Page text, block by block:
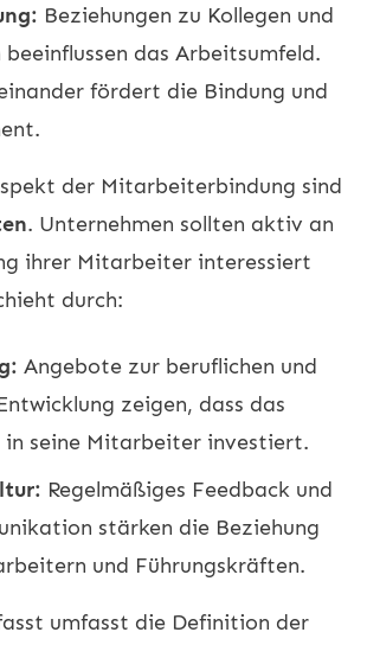
Beziehungen zu Kollegen und
das Arbeitsumfeld.
fördert die Bindung und
der Mitarbeiterbindung sind
. Unternehmen sollten aktiv an
ihrer Mitarbeiter interessiert
durch:
Angebote zur beruflichen und
zeigen, dass das
in seine Mitarbeiter investiert.
Regelmäßiges Feedback und
stärken die Beziehung
und Führungskräften.
umfasst die Definition der